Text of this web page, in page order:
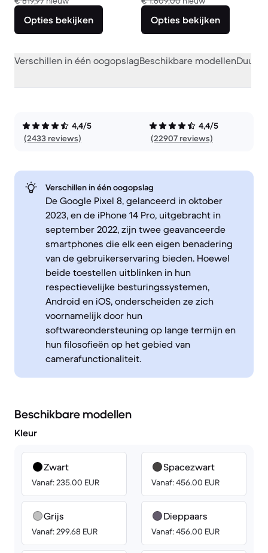
Opties bekijken Opties bekijken
Verschillen in één oogopslagBeschikbare modellen
4,4/5
(2433 reviews)
4,4/5
(22907 reviews)
Verschillen in één oogopslag
De Google Pixel 8, gelanceerd in oktober
2023, en de iPhone 14 Pro, uitgebracht in
september 2022, zijn twee geavanceerde
smartphones die elk een eigen benadering
van de gebruikerservaring bieden. Hoewel
beide toestellen uitblinken in hun
respectievelijke besturingssystemen,
Android en iOS, onderscheiden ze zich
voornamelijk door hun
softwareondersteuning op lange termijn en
hun filosofieën op het gebied van
camerafunctionaliteit.
Beschikbare modellen
Kleur
Zwart
Vanaf: 235.00 EUR
Grijs
Vanaf: 299.68 EUR
Spacezwart
Vanaf: 456.00 EUR
Dieppaars
Vanaf: 456.00 EUR